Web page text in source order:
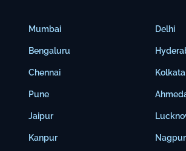
Mumbai
Bengaluru
Chennai
Pune
Jaipur
Kanpur
Delhi
Kolkata
Nagpur